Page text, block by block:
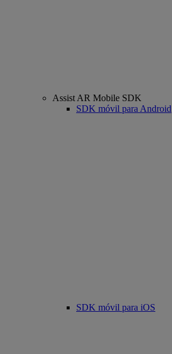
Assist AR Mobile SDK
SDK móvil para Android
SDK móvil para iOS